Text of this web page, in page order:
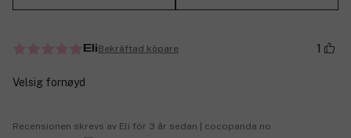
EliBekräftad köpare 1
Velsig fornøyd
Recensionen skrevs av Eli för 3 år sedan | cocopanda.no